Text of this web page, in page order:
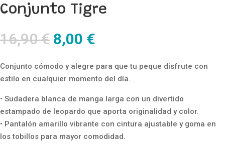
Conjunto Tigre
16,90€ El
precio
original
era:
8,00 €
actual
es:
Conjunto cómodo y alegre para que tu peque disfrute con
estilo en cualquier momento del día.
• Sudadera blanca de manga larga con un divertido
estampado de leopardo que aporta originalidad y color.
• Pantalón amarillo vibrante con cintura ajustable y goma en
los tobillos para mayor comodidad.